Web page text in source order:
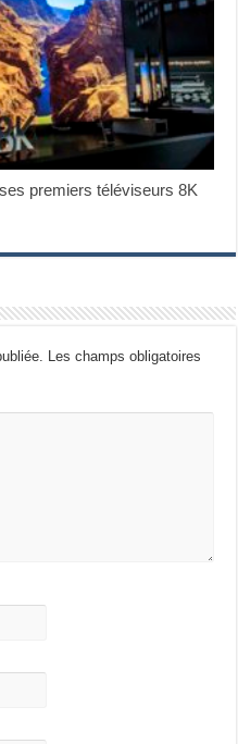
premiers téléviseurs 8K
Les champs obligatoires